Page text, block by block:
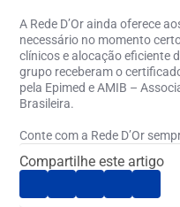
A Rede D’Or ainda oferece
necessário no momento
clínicos e alocação eficiente
grupo receberam o
pela Epimed e AMIB –
Brasileira.
Conte com a Rede D’Or
Compartilhe este artigo